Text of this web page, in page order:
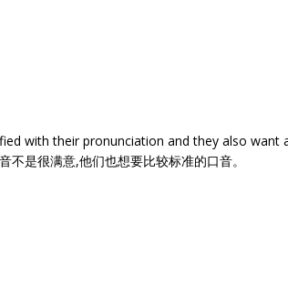
with their pronunciation and they also want
是很满意,他们也想要比较标准的口音。